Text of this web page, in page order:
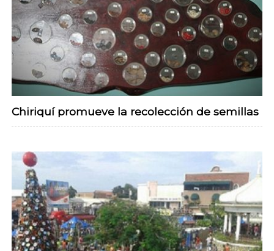
Chiriquí promueve la recolección de semillas